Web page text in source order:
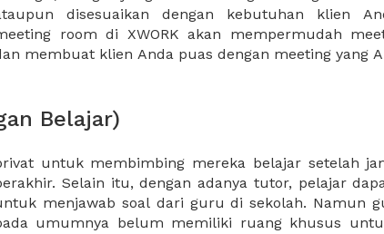
membuat klien Anda puas dengan meeting yang
Belajar)